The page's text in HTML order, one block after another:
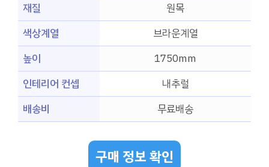
재질
원목
색상계열
브라운계열
높이
1750mm
인테리어 컨셉
내추럴
배송비
무료배송
구매 정보 확인